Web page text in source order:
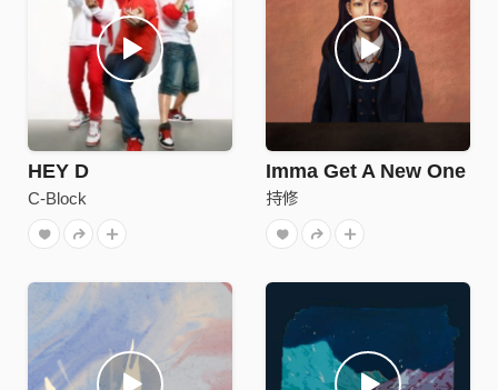
HEY D
C-Block
Imma Get A New One
持修